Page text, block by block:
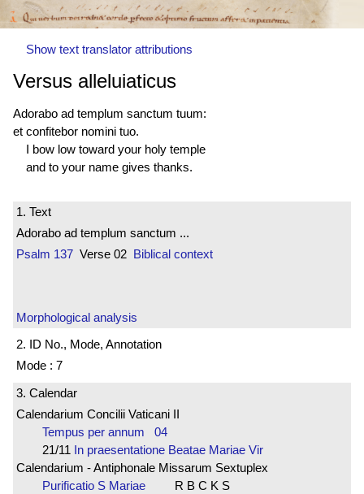
Show text translator attributions
Versus alleluiaticus
Adorabo ad templum sanctum tuum:
et confitebor nomini tuo.
I bow low toward your holy temple
and to your name gives thanks.
1. Text
Adorabo ad templum sanctum ...
Psalm 137 Verse 02 Biblical context
Morphological analysis
2. ID No., Mode, Annotation
Mode : 7
3. Calendar
Calendarium Concilii Vaticani II
Tempus per annum 04
21/11 In praesentatione Beatae Mariae Vir
Calendarium - Antiphonale Missarum Sextuplex
Purificatio S Mariae
R B C K S